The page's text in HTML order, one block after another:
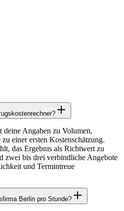
Angaben zu Volumen,
einer ersten Kostenschätzung.
das Ergebnis als Richtwert zu
zwei bis drei verbindliche Angebote
und Termintreue
Berlin pro Stunde?